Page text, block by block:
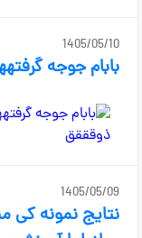
1405/05/10
بابام جوجه
1405/05/09
نتایج نمونه کی